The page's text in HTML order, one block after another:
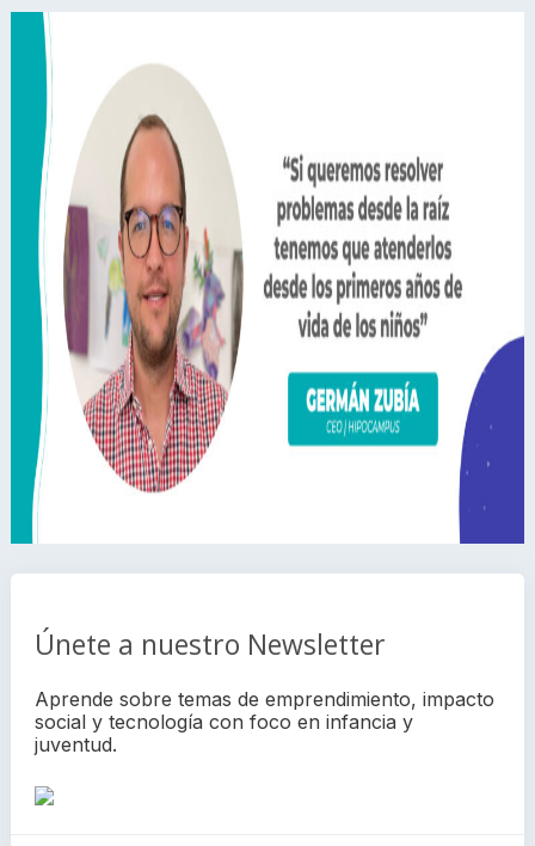
Únete a nuestro Newsletter
Aprende sobre temas de emprendimiento, impacto
social y tecnología con foco en infancia y
juventud.